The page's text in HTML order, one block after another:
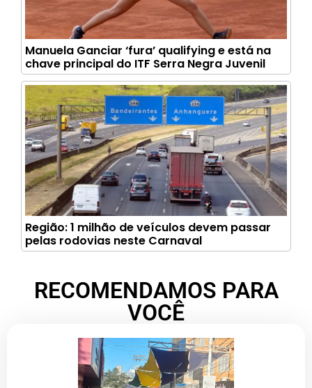
Manuela Ganciar ‘fura’ qualifying e está na
chave principal do ITF Serra Negra Juvenil
Região: 1 milhão de veículos devem passar
pelas rodovias neste Carnaval
RECOMENDAMOS PARA
VOCÊ